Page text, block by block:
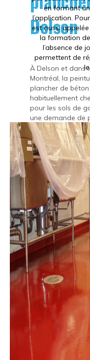
Delson
À Delson et dans
Montréal, la
plancher de
habituellement
pour les sols de
une demande de
populaire pour
résidences : salon,
bain, sous sol,
piscine car la
(polyuréthane
remplacer les
classique tel que
linoleum
en formant
l’application.
est aussi
la formation
l’absence de
permettent de